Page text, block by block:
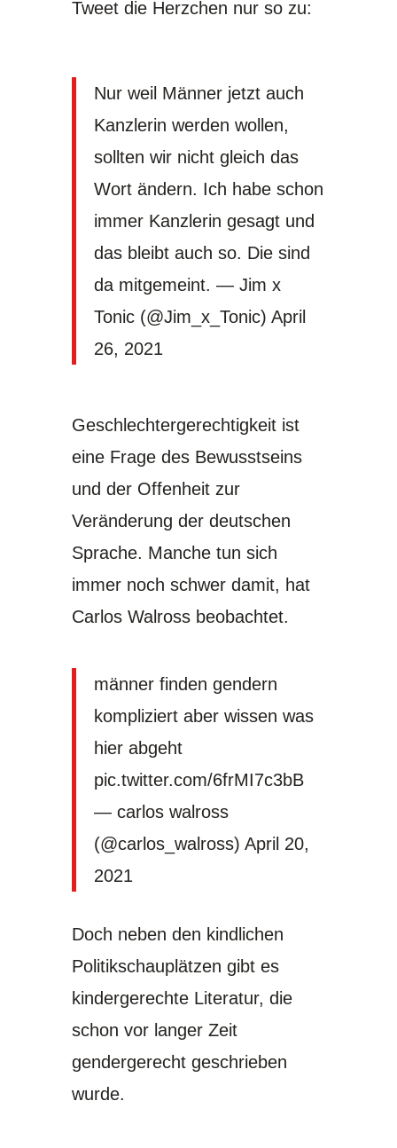
Tweet die Herzchen nur so zu:
Nur weil Männer jetzt auch
Kanzlerin werden wollen,
sollten wir nicht gleich das
Wort ändern. Ich habe schon
immer Kanzlerin gesagt und
das bleibt auch so. Die sind
da mitgemeint. — Jim x
Tonic (@Jim_x_Tonic) April
26, 2021
Geschlechtergerechtigkeit ist
eine Frage des Bewusstseins
und der Offenheit zur
Veränderung der deutschen
Sprache. Manche tun sich
immer noch schwer damit, hat
Carlos Walross beobachtet.
männer finden gendern
kompliziert aber wissen was
hier abgeht
pic.twitter.com/6frMI7c3bB
— carlos walross
(@carlos_walross) April 20,
2021
Doch neben den kindlichen
Politikschauplätzen gibt es
kindergerechte Literatur, die
schon vor langer Zeit
gendergerecht geschrieben
wurde.